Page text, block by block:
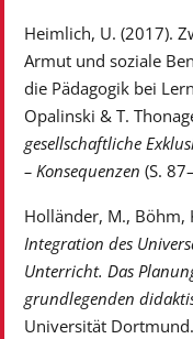
Heimlich, U. (2017).
Armut und soziale
die Pädagogik bei
Opalinski & T.
gesellschaftliche
– Konsequenzen (S.
Holländer, M., Böhm,
Integration des
Unterricht. Das
grundlegenden
Universität Dortmund.